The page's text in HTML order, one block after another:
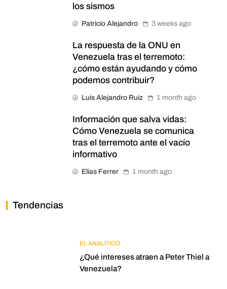
los sismos
Patricio Alejandro 3 weeks ago
La respuesta de la ONU en
Venezuela tras el terremoto:
¿cómo están ayudando y cómo
podemos contribuir?
Luis Alejandro Ruiz 1 month ago
Información que salva vidas:
Cómo Venezuela se comunica
tras el terremoto ante el vacío
informativo
Elias Ferrer 1 month ago
Tendencias
EL ANALÍTICO
¿Qué intereses atraen a Peter Thiel a
Venezuela?